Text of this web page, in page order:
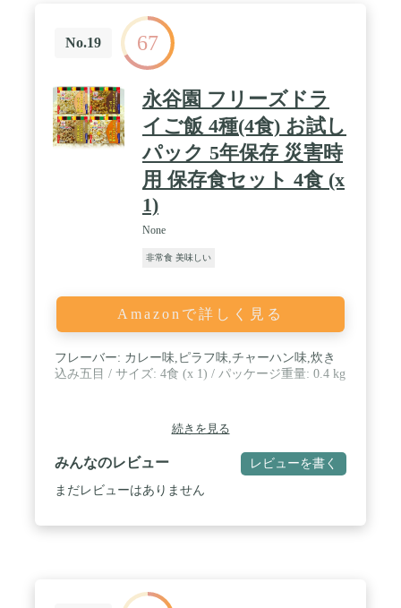
No.19 67
永谷園 フリーズドラ
イご飯 4種(4食) お試し
パック 5年保存 災害時
用 保存食セット 4食 (x
1)
None
非常食 美味しい
Amazonで詳しく見る
フレーバー: カレー味,ピラフ味,チャーハン味,炊き
込み五目 / サイズ: 4食 (x 1) / パッケージ重量: 0.4 kg
続きを見る
みんなのレビュー レビューを書く
まだレビューはありません